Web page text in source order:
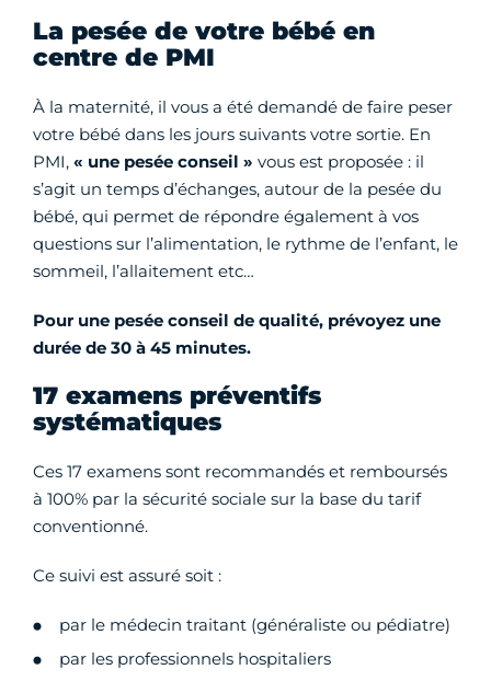
La pesée de votre bébé en
centre de PMI
À la maternité, il vous a été demandé de faire peser
votre bébé dans les jours suivants votre sortie. En
PMI, « une pesée conseil » vous est proposée : il
s’agit un temps d’échanges, autour de la pesée du
bébé, qui permet de répondre également à vos
questions sur l’alimentation, le rythme de l’enfant, le
sommeil, l’allaitement etc…
Pour une pesée conseil de qualité, prévoyez une
durée de 30 à 45 minutes.
17 examens préventifs
systématiques
Ces 17 examens sont recommandés et remboursés
à 100% par la sécurité sociale sur la base du tarif
conventionné.
Ce suivi est assuré soit :
par le médecin traitant (généraliste ou pédiatre)
par les professionnels hospitaliers